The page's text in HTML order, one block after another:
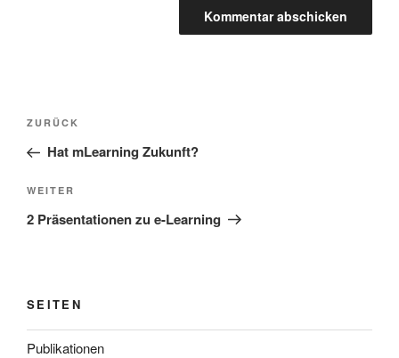
Beitragsnavigation
Vorheriger
Beitrag
ZURÜCK
Hat mLearning Zukunft?
Nächster
Beitrag
WEITER
2 Präsentationen zu e-Learning
SEITEN
Publikationen